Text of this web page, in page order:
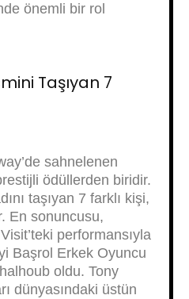
önemli bir rol
Taşıyan 7
sahnelenen
ödüllerden biridir.
taşıyan 7 farklı kişi,
En sonuncusu,
performansıyla
Başrol Erkek Oyuncu
oldu. Tony
dünyasındaki üstün